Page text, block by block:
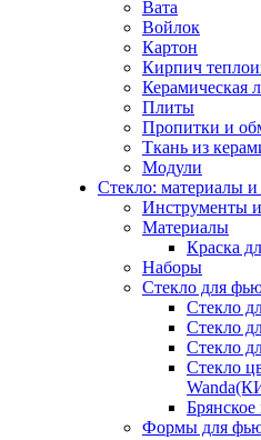
Вата
Войлок
Картон
Кирпич
Керамическая
Плиты
Пропитки и
Ткань из
Модули
Стекло: материалы
Инструменты
Материалы
Краска
Наборы
Стекло для
Стекло
Стекло
Стекло
Стекло
Брянское
Формы для